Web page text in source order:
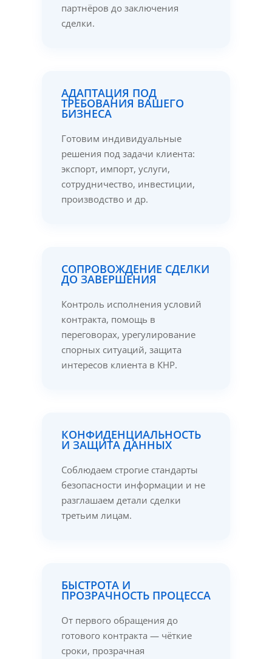
партнёров до заключения
сделки.
АДАПТАЦИЯ ПОД
ТРЕБОВАНИЯ ВАШЕГО
БИЗНЕСА
Готовим индивидуальные
решения под задачи клиента:
экспорт, импорт, услуги,
сотрудничество, инвестиции,
производство и др.
СОПРОВОЖДЕНИЕ СДЕЛКИ
ДО ЗАВЕРШЕНИЯ
Контроль исполнения условий
контракта, помощь в
переговорах, урегулирование
спорных ситуаций, защита
интересов клиента в КНР.
КОНФИДЕНЦИАЛЬНОСТЬ
И ЗАЩИТА ДАННЫХ
Соблюдаем строгие стандарты
безопасности информации и не
разглашаем детали сделки
третьим лицам.
БЫСТРОТА И
ПРОЗРАЧНОСТЬ ПРОЦЕССА
От первого обращения до
готового контракта — чёткие
сроки, прозрачная